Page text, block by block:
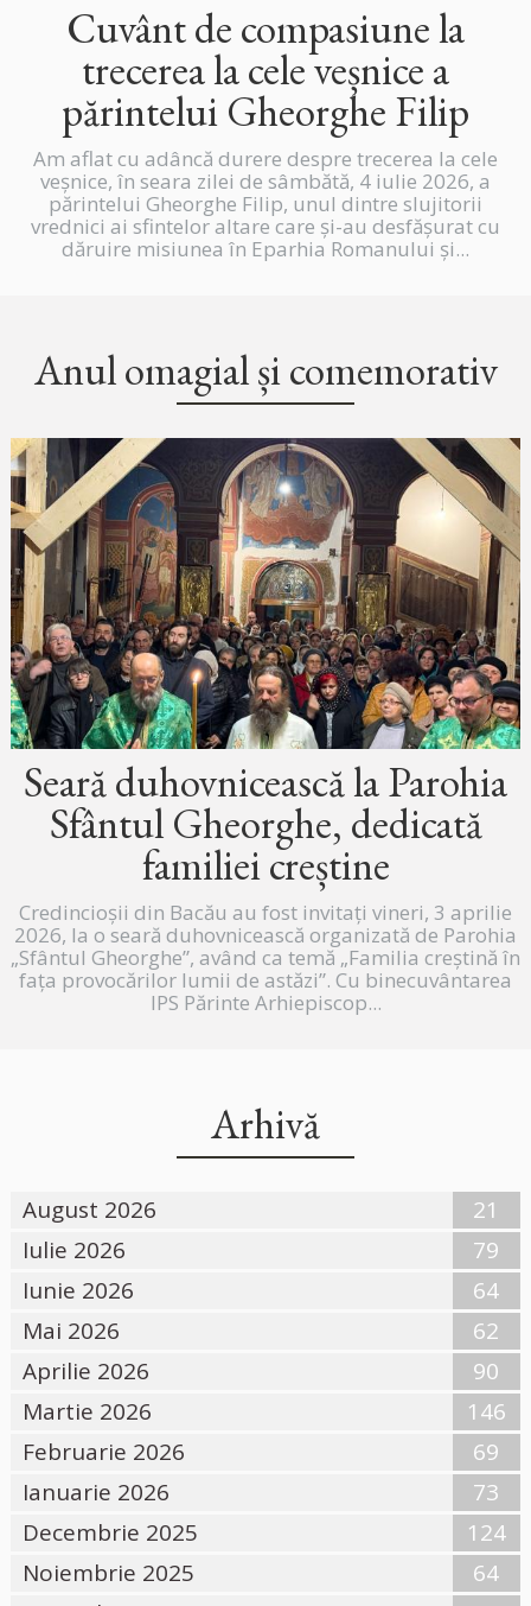
Cuvânt de compasiune la
trecerea la cele veșnice a
părintelui Gheorghe Filip
Am aflat cu adâncă durere despre trecerea la cele
veșnice, în seara zilei de sâmbătă, 4 iulie 2026, a
părintelui Gheorghe Filip, unul dintre slujitorii
vrednici ai sfintelor altare care și-au desfășurat cu
dăruire misiunea în Eparhia Romanului și...
Anul omagial și comemorativ
Seară duhovnicească la Parohia
Sfântul Gheorghe, dedicată
familiei creștine
Credincioșii din Bacău au fost invitați vineri, 3 aprilie
2026, la o seară duhovnicească organizată de Parohia
„Sfântul Gheorghe”, având ca temă „Familia creștină în
fața provocărilor lumii de astăzi”. Cu binecuvântarea
IPS Părinte Arhiepiscop...
Arhivă
August 2026
21
Iulie 2026
79
Iunie 2026
64
Mai 2026
62
Aprilie 2026
90
Martie 2026
146
Februarie 2026
69
Ianuarie 2026
73
Decembrie 2025
124
Noiembrie 2025
64